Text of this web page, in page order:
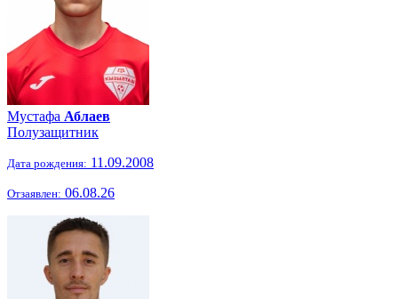
Мустафа Аблаев
Полузащитник
Дата рождения: 11.09.2008
Отзаявлен: 06.08.26